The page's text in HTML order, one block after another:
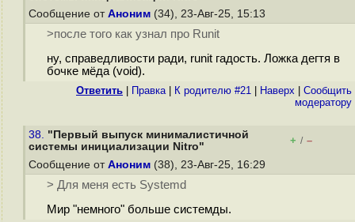
Сообщение от Аноним (34), 23-Авг-25, 15:13
>после того как узнал про Runit
ну, справедливости ради, runit гадость. Ложка дегтя в
бочке мёда (void).
Ответить Правка| К родителю #21 Наверх
Cообщить
модератору
38. "Первый выпуск минималистичной
системы инициализации Nitro"
+ / –
Сообщение от Аноним (38), 23-Авг-25, 16:29
> Для меня есть Systemd
Мир "немного" больше системды.